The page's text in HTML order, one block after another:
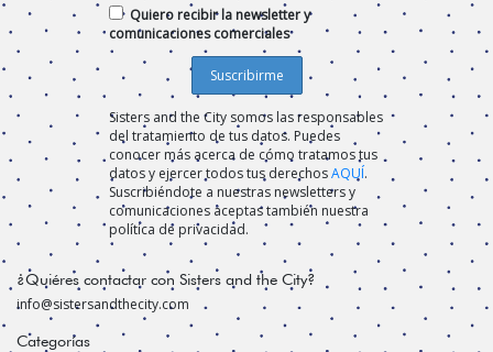
Quiero recibir la newsletter y
comunicaciones comerciales
Sisters and the City somos las responsables
del tratamiento de tus datos. Puedes
conocer más acerca de cómo tratamos tus
datos y ejercer todos tus derechosAQUÍ.
Suscribiéndote a nuestras newsletters y
comunicaciones aceptas también nuestra
política de privacidad.
¿Quiéres contactar con Sisters and the City?
info@sistersandthecity.com
Categorías